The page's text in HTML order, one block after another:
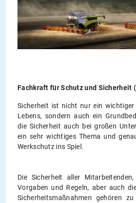
Fachkraft für Schutz und Sicherheit
Sicherheit ist nicht nur ein wichtiger
Lebens, sondern auch ein
die Sicherheit auch bei großen
ein sehr wichtiges Thema und
Werkschutz ins Spiel.
Die Sicherheit aller
Vorgaben und Regeln, aber auch
Sicherheitsmaßnahmen gehören